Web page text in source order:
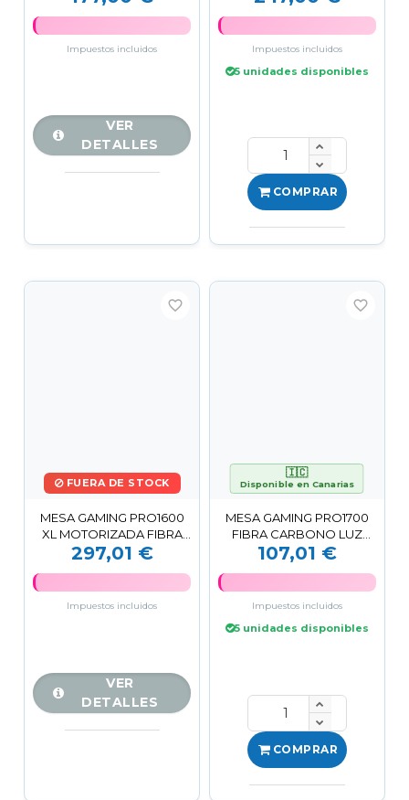
ALFOMBRILLA...
Impuestos incluidos
VER
DETALLES
Impuestos incluidos
5 unidades disponibles
COMPRAR
FUERA DE STOCK
favorite_border
MESA GAMING PRO1600
XL MOTORIZADA FIBRA
CARBONO | LUZ RGB
SOUND MUVIP
297,01 €
Impuestos incluidos
VER
DETALLES
🇮🇨
Disponible en Canarias
favorite_border
MESA GAMING PRO1700
FIBRA CARBONO LUZ
RGB MUVIP
107,01 €
Impuestos incluidos
5 unidades disponibles
COMPRAR